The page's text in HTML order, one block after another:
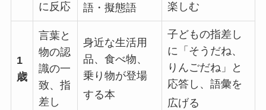
に反応
語・擬態語
楽しむ
1
歳
言葉と
物の認
識の一
致、指
差し
身近な生活用
品、食べ物、
乗り物が登場
する本
子どもの指差し
に「そうだね、
りんごだね」と
応答し、語彙を
広げる